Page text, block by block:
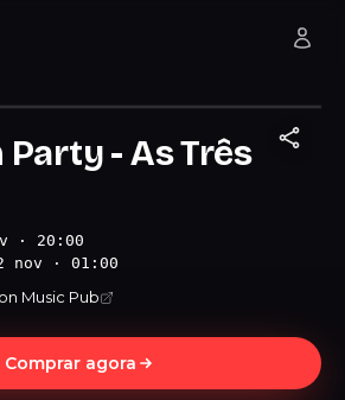
- As Três
· 20:00
nov · 01:00
Music Pub
Comprar agora